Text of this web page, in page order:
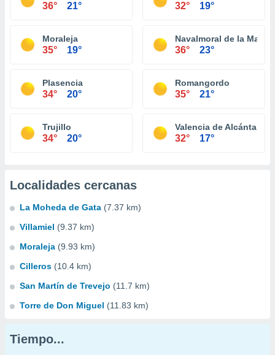
36° 21° 32° 19°
Moraleja
35° 19°
Navalmoral de la Mata
36° 23°
Plasencia
34° 20°
Romangordo
35° 21°
Trujillo
34° 20°
Valencia de Alcántara
32° 17°
Localidades cercanas
La Moheda de Gata (7.37 km)
Villamiel (9.37 km)
Moraleja (9.93 km)
Cilleros (10.4 km)
San Martín de Trevejo (11.7 km)
Torre de Don Miguel (11.83 km)
Tiempo...